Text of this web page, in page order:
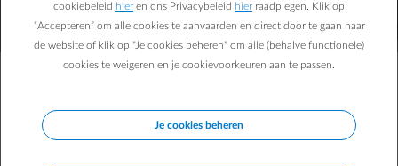
ketelonderhoudscontract bij ENGIE
cookiebeleid hier en ons Privacybeleid hier raadplegen. Klik op
“Accepteren” om alle cookies te aanvaarden en direct door te gaan naar
de website of klik op "Je cookies beheren" om alle (behalve functionele)
cookies te weigeren en je cookievoorkeuren aan te passen.
Je cookies beheren